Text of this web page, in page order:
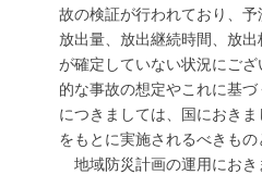
故の検証が行われており、
放出量、放出継続時間、放
が確定していない状況にご
的な事故の想定やこれに基
につきましては、国におき
をもとに実施されるべきもの
地域防災計画の運用にお